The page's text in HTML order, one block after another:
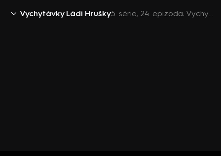
Vychytávky Ládi Hrušky 5. série, 24. epizoda: Vychytávky Ládi Hrušky 2019 (24)